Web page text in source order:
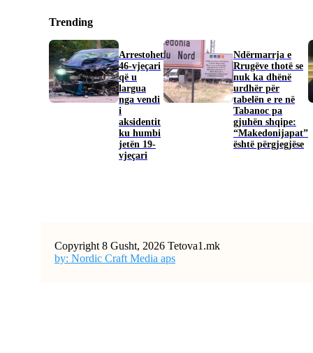
Trending
Arrestohet
46-vjeçari
që u
largua
nga vendi
i
aksidentit
ku humbi
jetën 19-
vjeçari
Ndërmarrja e
Rrugëve thotë se
nuk ka dhënë
urdhër për
tabelën e re në
Tabanoc pa
gjuhën shqipe:
“Makedonijapat”
është përgjegjëse
Copyright 8 Gusht, 2026 Tetova1.mk
by: Nordic Craft Media aps